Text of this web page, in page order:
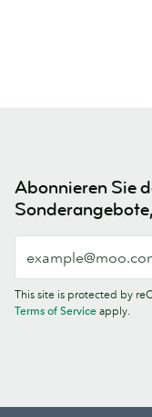
Abonnieren Sie
This site is protected by
Terms of Service apply.